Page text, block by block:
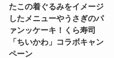
たこの着ぐるみをイメージ
したメニューやうさぎのパ
ァンッケーキ！くら寿司
「ちいかわ」コラボキャン
ペーン